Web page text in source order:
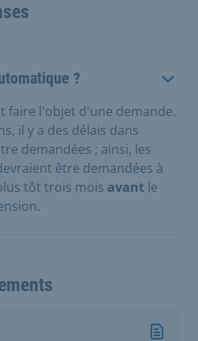
?
faire l'objet d'une demande.
il y a des délais dans
demandées ; ainsi, les
être demandées à
tôt trois mois avant le